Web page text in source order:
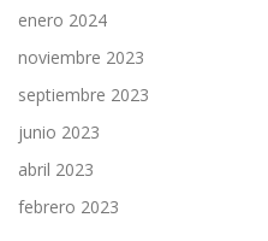
enero 2024
noviembre 2023
septiembre 2023
junio 2023
abril 2023
febrero 2023